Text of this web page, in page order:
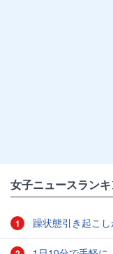
女子ニュースラン
1 躁状態引き起こ